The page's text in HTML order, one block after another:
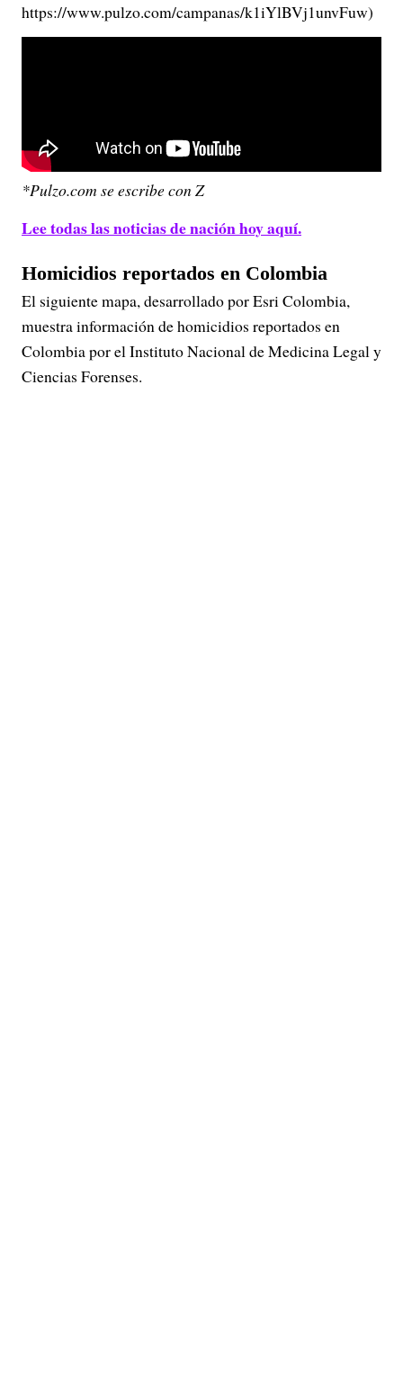
https://www.pulzo.com/campanas/k1iYlBVj1unvFuw)
*Pulzo.com se escribe con Z
Lee todas las noticias de nación hoy aquí.
Homicidios reportados en Colombia
El siguiente mapa, desarrollado por Esri Colombia,
muestra información de homicidios reportados en
Colombia por el Instituto Nacional de Medicina Legal y
Ciencias Forenses.